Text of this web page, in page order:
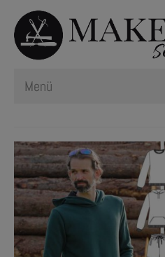
Menü
Plotterdateien
Newsletter
Nählexikon